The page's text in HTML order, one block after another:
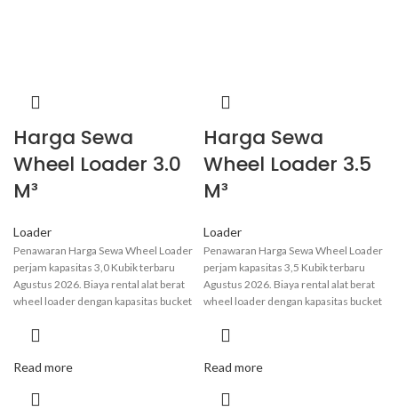
Harga Sewa
Wheel Loader 3.0
M³
Loader
Penawaran Harga Sewa Wheel Loader
perjam kapasitas 3,0 Kubik terbaru
Agustus 2026. Biaya rental alat berat
wheel loader dengan kapasitas bucket
175.00 hingga Rp 500.000 perjam.
kami.
Read more
Harga Sewa
Wheel Loader 3.5
M³
Loader
Penawaran Harga Sewa Wheel Loader
perjam kapasitas 3,5 Kubik terbaru
Agustus 2026. Biaya rental alat berat
wheel loader dengan kapasitas bucket
175.00 hingga Rp 500.000 perjam.
kami.
Read more